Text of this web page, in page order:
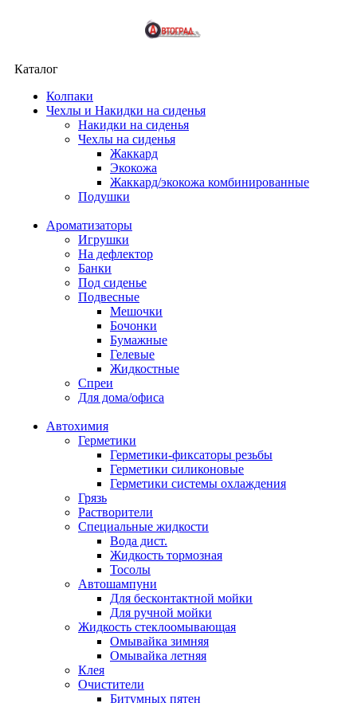
Каталог
Колпаки
Чехлы и Накидки на сиденья
Накидки на сиденья
Чехлы на сиденья
Жаккард
Экокожа
Жаккард/экокожа комбинированные
Подушки
Ароматизаторы
Игрушки
На дефлектор
Банки
Под сиденье
Подвесные
Мешочки
Бочонки
Бумажные
Гелевые
Жидкостные
Спреи
Для дома/офиса
Автохимия
Герметики
Герметики-фиксаторы резьбы
Герметики силиконовые
Герметики системы охлаждения
Грязь
Растворители
Специальные жидкости
Вода дист.
Жидкость тормозная
Тосолы
Автошампуни
Для бесконтактной мойки
Для ручной мойки
Жидкость стеклоомывающая
Омывайка зимняя
Омывайка летняя
Клея
Очистители
Битумных пятен